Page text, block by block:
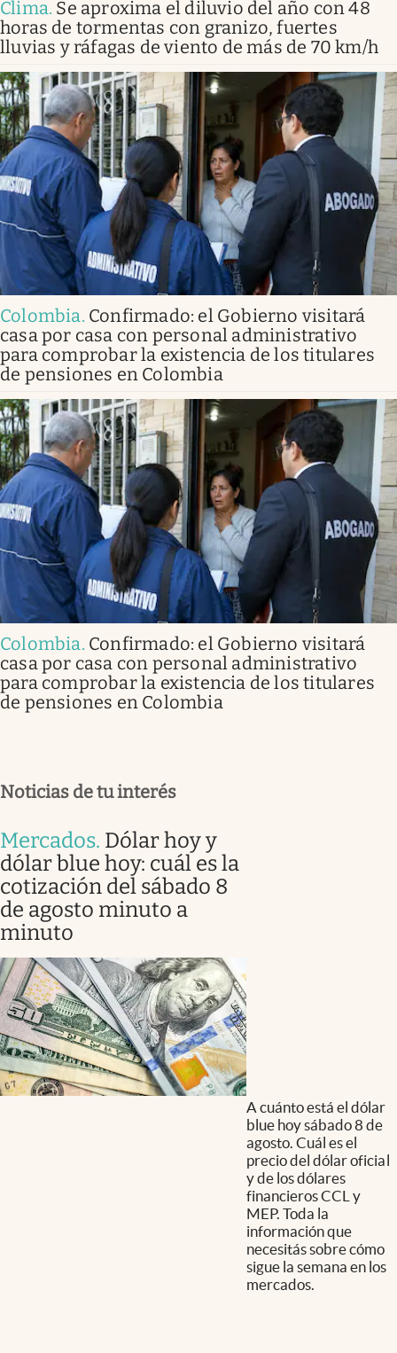
Clima. Se aproxima el diluvio del año con 48
horas de tormentas con granizo, fuertes
lluvias y ráfagas de viento de más de 70 km/h
Colombia. Confirmado: el Gobierno visitará
casa por casa con personal administrativo
para comprobar la existencia de los titulares
de pensiones en Colombia
Colombia. Confirmado: el Gobierno visitará
casa por casa con personal administrativo
para comprobar la existencia de los titulares
de pensiones en Colombia
Noticias de tu interés
Mercados. Dólar hoy y
dólar blue hoy: cuál es la
cotización del sábado 8
de agosto minuto a
minuto
A cuánto está el dólar
blue hoy sábado 8 de
agosto. Cuál es el
precio del dólar oficial
y de los dólares
financieros CCL y
MEP. Toda la
información que
necesitás sobre cómo
sigue la semana en los
mercados.